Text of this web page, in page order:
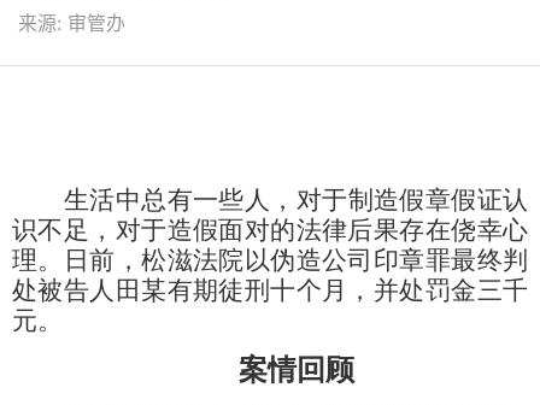
来源: 审管办
生活中总有一些人，对于制造假章假证认
识不足，对于造假面对的法律后果存在侥幸心
理。日前，松滋法院以伪造公司印章罪最终判
处被告人田某有期徒刑十个月，并处罚金三千
元。
案情回顾